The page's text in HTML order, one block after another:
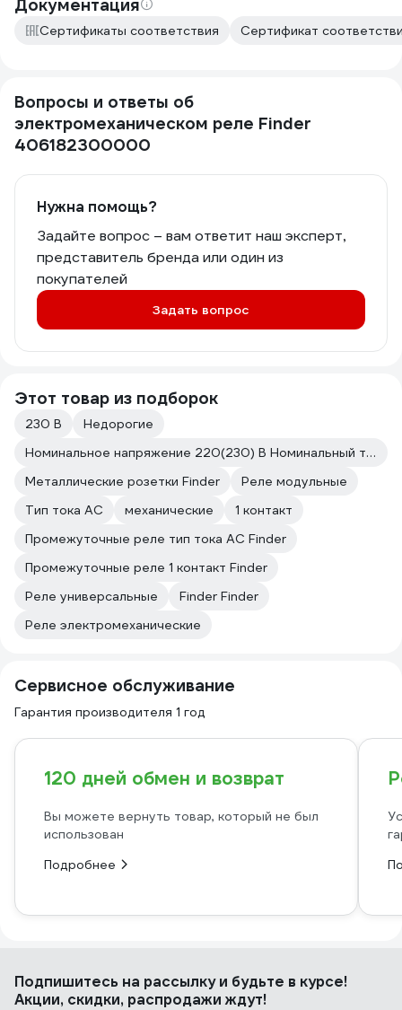
Документация
Сертификаты соответствия Сертификат
Вопросы и ответы об
электромеханическом реле Finder
406182300000
Нужна помощь?
Задайте вопрос – вам ответит наш эксперт,
представитель бренда или один из
покупателей
Задать вопрос
Этот товар из подборок
230 В
Недорогие
Номинальное напряжение 220(230) В Номинальный ток 16 А
Металлические розетки Finder
Реле модульные
Тип тока AC
механические
1 контакт
Промежуточные реле тип тока AC Finder
Промежуточные реле 1 контакт Finder
Реле универсальные
Finder Finder
Реле электромеханические
Сервисное обслуживание
Гарантия производителя 1 год
120 дней обмен и возврат
Вы можете вернуть товар, который не был
использован
Подробнее
Подпишитесь на рассылкуи будьте в курсе!
Акции, скидки, распродажи ждут!